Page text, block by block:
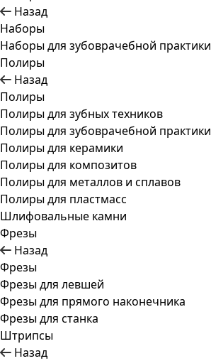
Назад
Наборы
Наборы для зубоврачебной практики
Полиры
Назад
Полиры
Полиры для зубных техников
Полиры для зубоврачебной практики
Полиры для керамики
Полиры для композитов
Полиры для металлов и сплавов
Полиры для пластмасс
Шлифовальные камни
Фрезы
Назад
Фрезы
Фрезы для левшей
Фрезы для прямого наконечника
Фрезы для станка
Штрипсы
Назад